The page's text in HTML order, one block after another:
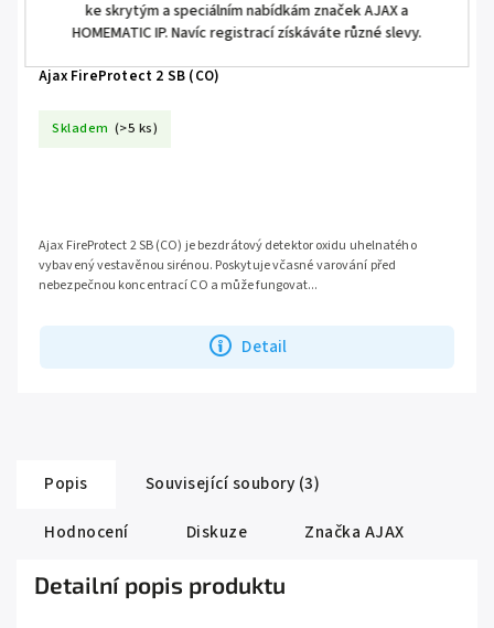
ke skrytým a speciálním nabídkám značek AJAX a
HOMEMATIC IP. Navíc registrací získáváte různé slevy.
Ajax FireProtect 2 SB (CO)
Skladem (>5 ks)
Detail
Ajax FireProtect 2 SB (CO) je bezdrátový detektor oxidu uhelnatého
vybavený vestavěnou sirénou. Poskytuje včasné varování před
nebezpečnou koncentrací CO a může fungovat...
Popis
Související soubory (3)
Hodnocení
Diskuze Značka AJAX
Detailní popis produktu